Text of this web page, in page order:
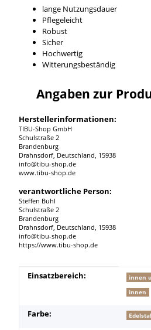
lange Nutzungsdauer
Pflegeleicht
Robust
Sicher
Hochwertig
Witterungsbeständig
Angaben zur
Herstellerinformationen:
TIBU-Shop GmbH
Schulstraße 2
Brandenburg
Drahnsdorf, Deutschland, 15938
info@tibu-shop.de
www.tibu-shop.de
verantwortliche Person:
Steffen Buhl
Schulstraße 2
Brandenburg
Drahnsdorf, Deutschland, 15938
info@tibu-shop.de
https://www.tibu-shop.de
Produkteigenschaft
Wert
Einsatzbereich: innen
innen
Farbe: